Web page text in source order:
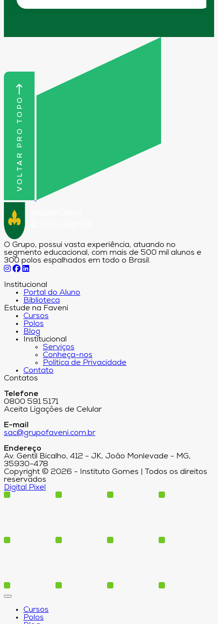
VOLTAR PRO TOPO
O Grupo, possui vasta experiência, atuando no
segmento educacional, com mais de 500 mil alunos e
300 polos espalhados em todo o Brasil.
Institucional
Portal do Aluno
Biblioteca
Estude na Faveni
Cursos
Polos
Blog
Institucional
Serviços
Conheça-nos
Política de Privacidade
Contato
Contatos
Telefone
0800 591 5171
Aceita Ligações de Celular
E-mail
sac@grupofaveni.com.br
Endereço
Av. Gentil Bicalho, 412 - JK, João Monlevade - MG,
35930-478
Copyright © 2026 - Instituto Gomes | Todos os direitos
reservados
Digital Pixel
Cursos
Polos